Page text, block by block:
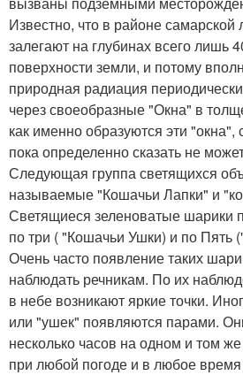
Известно, что в районе самарской
залегают на глубинах всего лишь
поверхности земли, и потому
природная радиация
через своеобразные "Окна" в
как именно образуются эти
пока определенно сказать не
Следующая группа светящихся
называемые "Кошачьи Лапки" и
Светящиеся зеленоватые шарики
по три ( "Кошачьи Ушки) и по Пять
Очень часто появление таких
наблюдать речникам. По их
в небе возникают яркие точки.
или "ушек" появляются парами.
несколько часов на одном и том
при любой погоде и в любое